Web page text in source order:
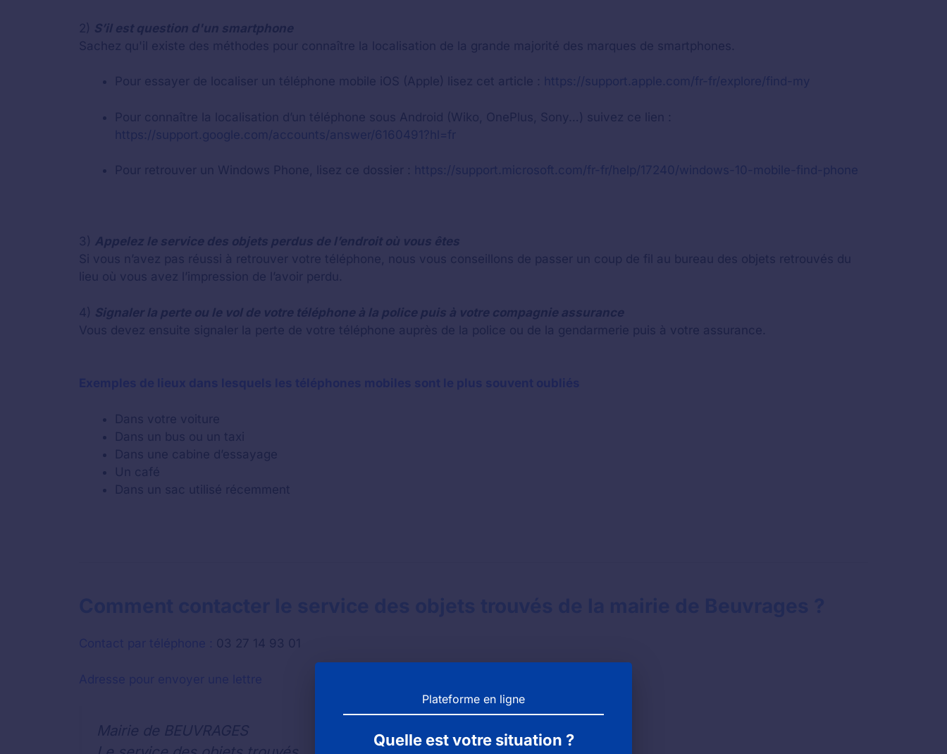
2) S’il est question d'un smartphone
Sachez qu'il existe des méthodes pour connaître la localisation de la grande majorité des marques de smartphones.
Pour essayer de localiser un téléphone mobile iOS (Apple) lisez cet article : https://support.apple.com/fr-fr/explore/find-my
Pour connaître la localisation d’un téléphone sous Android (Wiko, OnePlus, Sony…) suivez ce lien :
https://support.google.com/accounts/answer/6160491?hl=fr
Pour retrouver un Windows Phone, lisez ce dossier : https://support.microsoft.com/fr-fr/help/17240/windows-10-mobile-find-phone
3) Appelez le service des objets perdus de l’endroit où vous êtes
Si vous n’avez pas réussi à retrouver votre téléphone, nous vous conseillons de passer un coup de fil au bureau des objets retrouvés du
lieu où vous avez l’impression de l’avoir perdu.
4) Signaler la perte ou le vol de votre téléphone à la police puis à votre compagnie assurance
Vous devez ensuite signaler la perte de votre téléphone auprès de la police ou de la gendarmerie puis à votre assurance.
Dans votre voiture
Dans un bus ou un taxi
Dans une cabine d’essayage
Un café
Dans un sac utilisé récemment
03 27 14 93 01
Mairie de BEUVRAGES
Plateforme en ligne
Quelle est votre situation ?